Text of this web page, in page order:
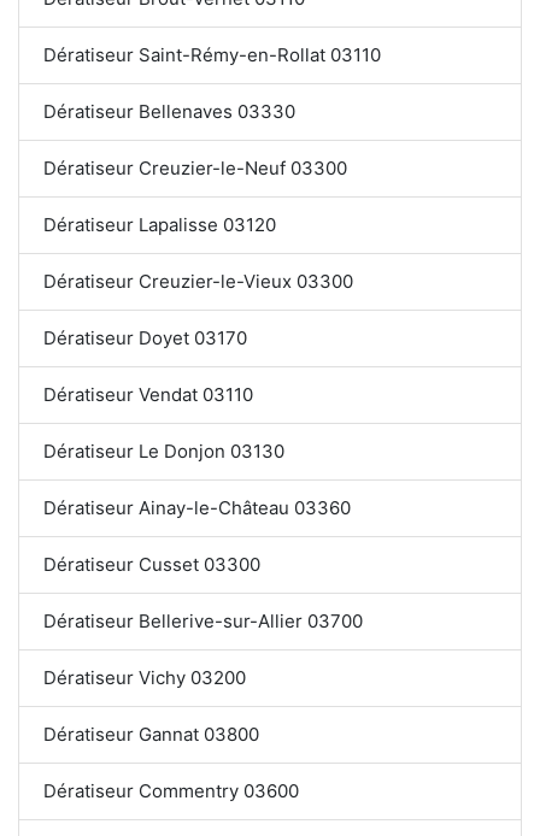
Dératiseur Saint-Rémy-en-Rollat 03110
Dératiseur Bellenaves 03330
Dératiseur Creuzier-le-Neuf 03300
Dératiseur Lapalisse 03120
Dératiseur Creuzier-le-Vieux 03300
Dératiseur Doyet 03170
Dératiseur Vendat 03110
Dératiseur Le Donjon 03130
Dératiseur Ainay-le-Château 03360
Dératiseur Cusset 03300
Dératiseur Bellerive-sur-Allier 03700
Dératiseur Vichy 03200
Dératiseur Gannat 03800
Dératiseur Commentry 03600